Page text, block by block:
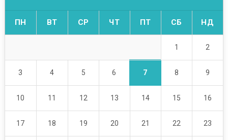
ПН ВТ СР ЧТ ПТ СБ НД
1 2
3 4 5 6 7 8 9
10 11 12 13 14 15 16
17 18 19 20 21 22 23